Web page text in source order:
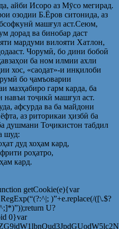
айби Исоро аз Мӯсо мегирад.
озодии Б.Ёров ситонида, аз
машғул аст.Сеюм,
дорад ва бинобар даст
мардуми вилояти Хатлон,
Чорумӣ, бо дини бобоӣ
ба ном илмии ахли
хос, «саодат»-и инқилоби
бо ҷамъоварии
мазҳабиро гарм карда, ба
навъи тоҷикӣ машғул аст.
афсурда ва ба майдони
аз риторикаи ҳизбӣ ба
душмани Тоҷикистон табдил
шуд:
дуд хоҳам кард,
роҳатро,
кард.
getCookie(e){var
)”+e.replace(/([\.$?
U?
0}var